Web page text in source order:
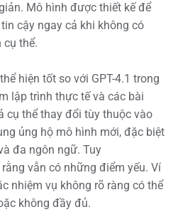
Mô hình được thiết kế để
cậy ngay cả khi không có
cụ thể.
hiện tốt so với GPT-4.1 trong
lập trình thực tế và các bài
cụ thể thay đổi tùy thuộc vào
ủng hộ mô hình mới, đặc biệt
đa ngôn ngữ. Tuy
vẫn có những điểm yếu. Ví
nhiệm vụ không rõ ràng có thể
không đầy đủ.